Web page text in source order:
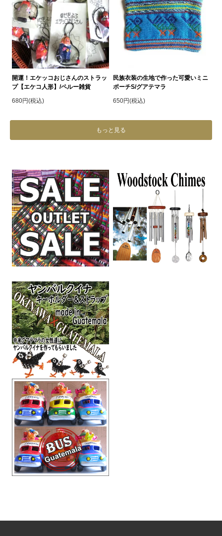
開運！エケッコおじさんのストラッ
プ【エケコ人形】/ペルー雑貨
680円(税込)
民族衣装の生地で作った可愛いミニ
ポーチS/グアテマラ
650円(税込)
もっと見る